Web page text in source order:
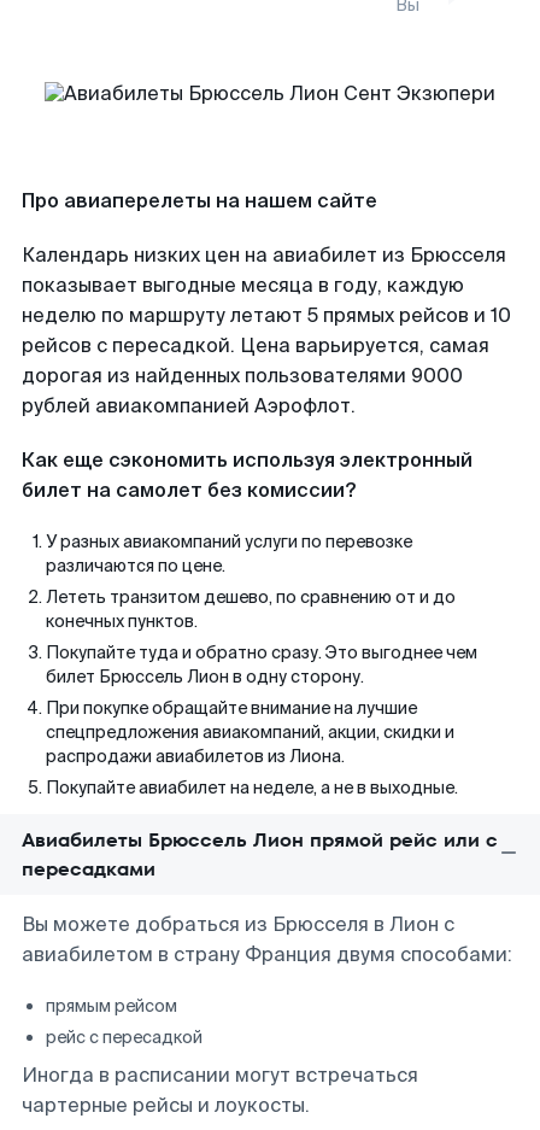
Вы
Про авиаперелеты на нашем сайте
Календарь низких цен на авиабилет из Брюсселя
показывает выгодные месяца в году, каждую
неделю по маршруту летают 5 прямых рейсов и 10
рейсов с пересадкой. Цена варьируется, самая
дорогая из найденных пользователями 9000
рублей авиакомпанией Аэрофлот.
Как еще сэкономить используя электронный
билет на самолет без комиссии?
У разных авиакомпаний услуги по перевозке
различаются по цене.
Лететь транзитом дешево, по сравнению от и до
конечных пунктов.
Покупайте туда и обратно сразу. Это выгоднее чем
билет Брюссель Лион в одну сторону.
При покупке обращайте внимание на лучшие
спецпредложения авиакомпаний, акции, скидки и
распродажи авиабилетов из Лиона.
Покупайте авиабилет на неделе, а не в выходные.
Авиабилеты Брюссель Лион прямой рейс или с
пересадками
Вы можете добраться из Брюсселя в Лион с
авиабилетом в страну Франция двумя способами:
прямым рейсом
рейс с пересадкой
Иногда в расписании могут встречаться
чартерные рейсы и лоукосты.